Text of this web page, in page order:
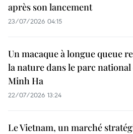
après son lancement
23/07/2026 04:15
Un macaque à longue queue
la nature dans le parc national
Minh Ha
22/07/2026 13:24
Le Vietnam, un marché